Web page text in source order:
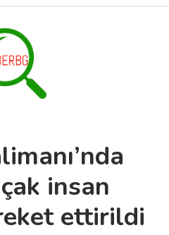
insan
ettirildi